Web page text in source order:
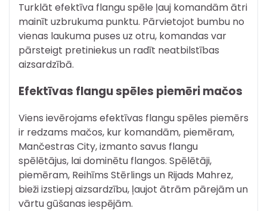
Turklāt efektīva flangu spēle ļauj komandām ātri
mainīt uzbrukuma punktu. Pārvietojot bumbu no
vienas laukuma puses uz otru, komandas var
pārsteigt pretiniekus un radīt neatbilstības
aizsardzībā.
Efektīvas flangu spēles piemēri mačos
Viens ievērojams efektīvas flangu spēles piemērs
ir redzams mačos, kur komandām, piemēram,
Mančestras City, izmanto savus flangu
spēlētājus, lai dominētu flangos. Spēlētāji,
piemēram, Reihīms Stērlings un Rijads Mahrez,
bieži izstiepj aizsardzību, ļaujot ātrām pārejām un
vārtu gūšanas iespējām.